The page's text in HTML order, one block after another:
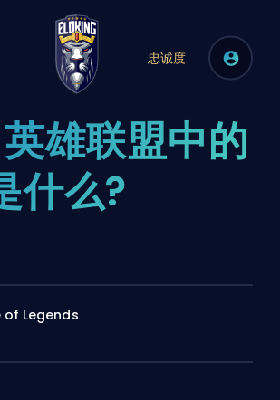
忠诚度
英雄联盟中的
什么?
of Legends